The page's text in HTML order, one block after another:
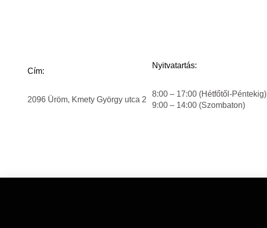
Cím:
2096 Üröm, Kmety György utca 2
Nyitvatartás:
8:00 – 17:00 (Hétfőtől-Péntekig)
9:00 – 14:00 (Szombaton)